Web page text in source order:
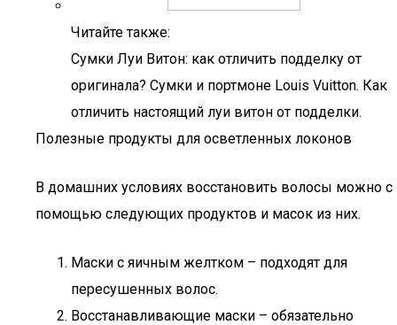
Читайте также:
Сумки Луи Витон: как отличить подделку от
оригинала? Сумки и портмоне Louis Vuitton. Как
отличить настоящий луи витон от подделки.
Полезные продукты для осветленных локонов
В домашних условиях восстановить волосы можно с
помощью следующих продуктов и масок из них.
Маски с яичным желтком – подходят для
пересушенных волос.
Восстанавливающие маски – обязательно